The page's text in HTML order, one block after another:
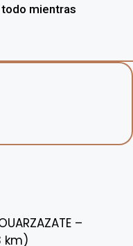
mientras
–
km)